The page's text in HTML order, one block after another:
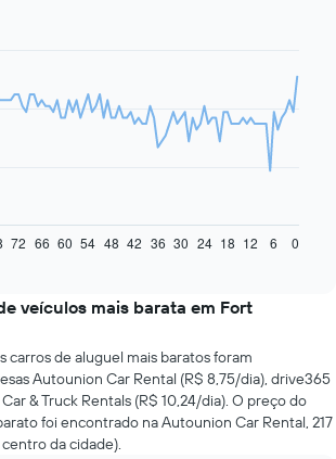
72 66 60 54 48 42 36 30 24 18 12 6 0
veículos mais barata em Fort
carros de aluguel mais baratos foram
Autounion Car Rental (R$ 8,75/dia), drive365
& Truck Rentals (R$ 10,24/dia). O preço do
foi encontrado na Autounion Car Rental, 217
da cidade).